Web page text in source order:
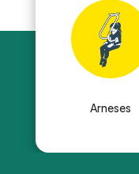
Arneses